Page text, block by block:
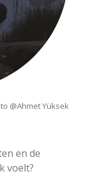
@Ahmet Yüksek
en de
voelt?